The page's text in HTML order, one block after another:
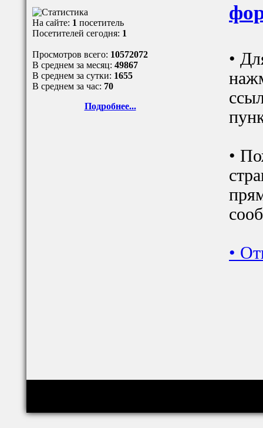
На сайте: 1 посетитель
Посетителей сегодня: 1
Просмотров всего: 10572072
В среднем за месяц: 49867
В среднем за сутки: 1655
В среднем за час: 70
Подробнее...
•
•
•